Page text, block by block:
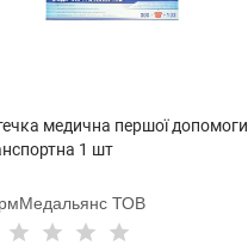
медична першої допомоги
1 шт
ТОВ